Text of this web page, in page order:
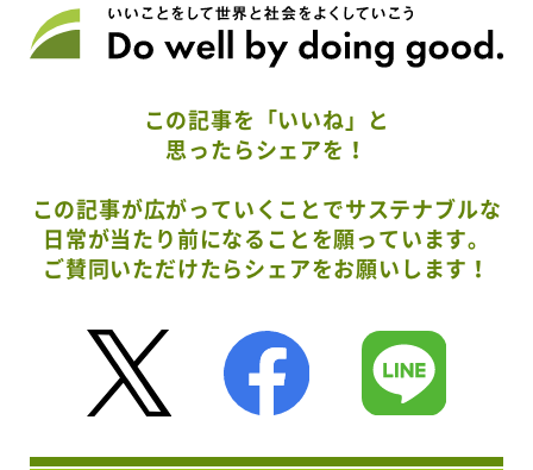
この記事を「いいね」と
思ったらシェアを！
この記事が広がっていくことでサステナブルな
日常が当たり前になることを願っています。
ご賛同いただけたらシェアをお願いします！